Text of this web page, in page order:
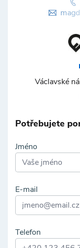
Václavské
Potřebujete
Jméno
E-mail
Telefon